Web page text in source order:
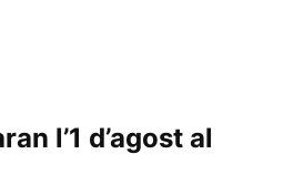
l’1 d’agost al